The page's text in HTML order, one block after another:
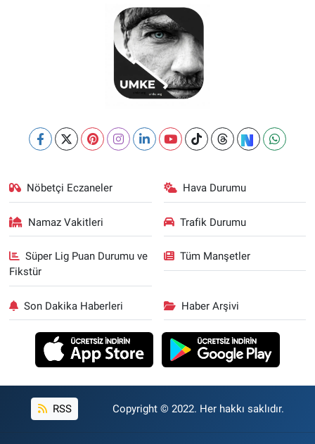
Nöbetçi Eczaneler Hava Durumu
Namaz Vakitleri Trafik Durumu
Süper Lig Puan Durumu ve
Fikstür
Tüm Manşetler
Son Dakika Haberleri Haber Arşivi
RSS Copyright © 2022. Her hakkı saklıdır.